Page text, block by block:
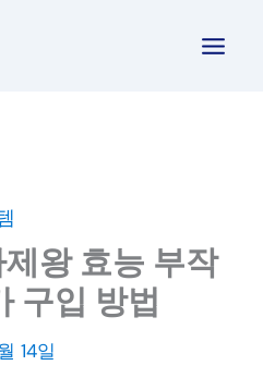
왕 효능 부작
구입 방법
14일